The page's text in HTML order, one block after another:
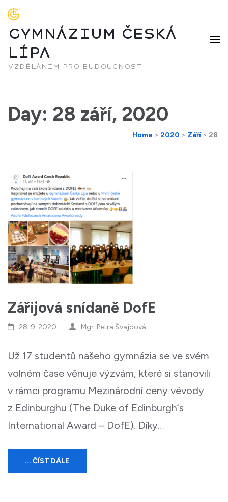
GYMNÁZIUM ČESKÁ
LÍPA
vzděláním pro budoucnost
Day: 28 září, 2020
Home > 2020 > Září > 28
Zářijová snídaně DofE
28. 9. 2020 Mgr. Petra Švajdová
Už 17 studentů našeho gymnázia se ve svém
volném čase věnuje výzvám, které si stanovili
v rámci programu Mezinárodní ceny vévody
z Edinburghu (The Duke of Edinburgh´s
International Award – DofE). Díky…
... ČÍST DÁLE